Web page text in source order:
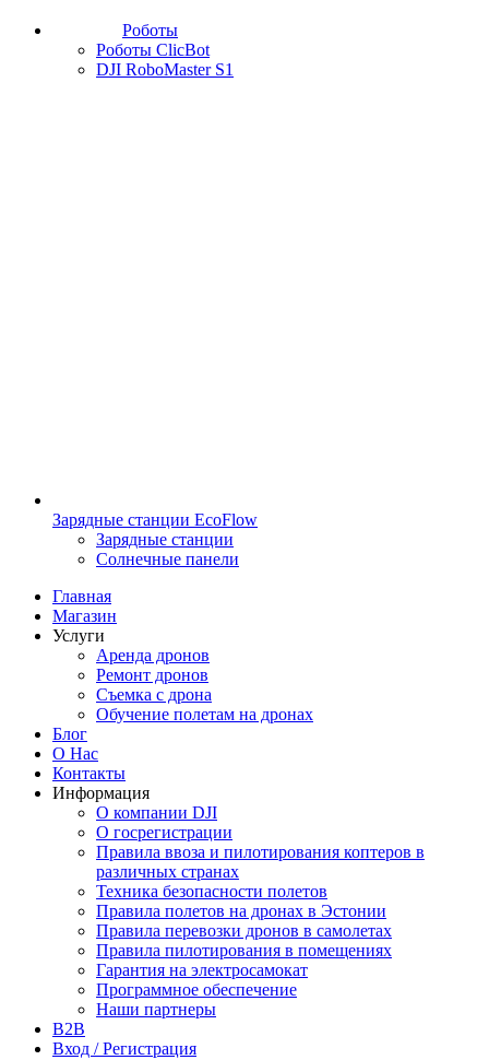
Роботы
Роботы ClicBot
DJI RoboMaster S1
Зарядные станции EcoFlow
Зарядные станции
Солнечные панели
Главная
Магазин
Услуги
Аренда дронов
Ремонт дронов
Съемка с дрона
Обучение полетам на дронах
Блог
О Нас
Контакты
Информация
О компании DJI
О госрегистрации
Правила ввоза и пилотирования коптеров в
различных странах
Техника безопасности полетов
Правила полетов на дронах в Эстонии
Правила перевозки дронов в самолетах
Правила пилотирования в помещениях
Гарантия на электросамокат
Программное обеспечение
Наши партнеры
B2B
Вход / Регистрация